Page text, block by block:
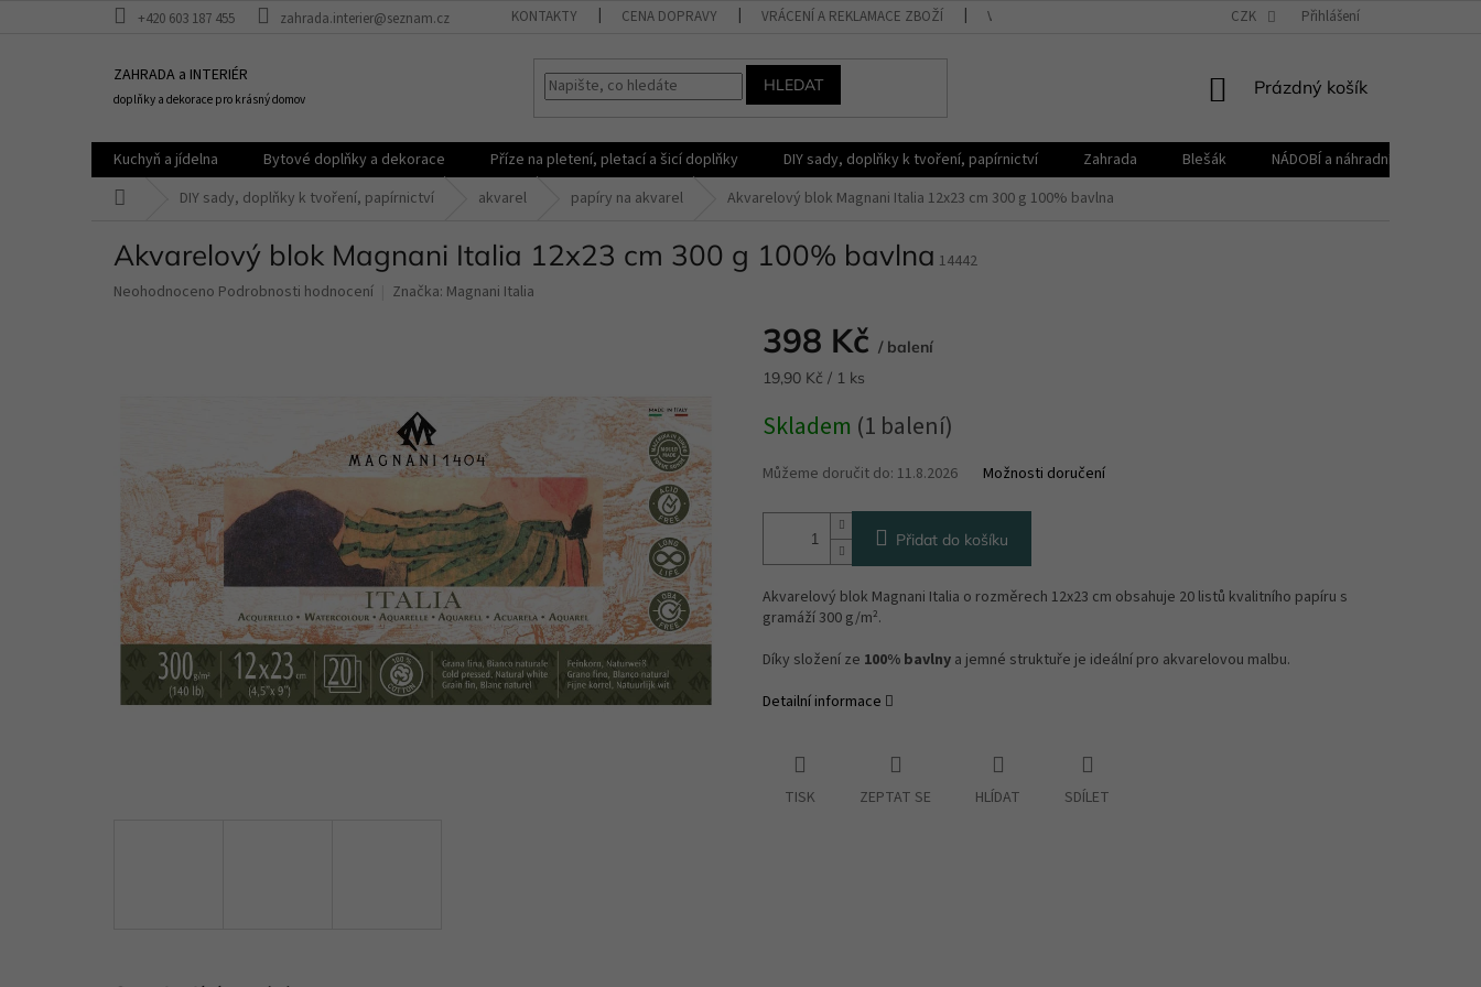
+420 603 187 455 zahrada.interier@seznam.cz KONTAKTY CENA DOPRAVY VRÁCENÍ A REKLAMACE ZBOŽÍ VŠEOBECNÉ OBCHODNÍ PODMÍNKY REKLAMAČNÍ ŘÁD
CZK Přihlášení
ZAHRADA a INTERIÉR
doplňky a dekorace pro krásný domov
HLEDAT
NÁKUPNÍ
Prázdný košík
Kuchyň a jídelna Bytové doplňky a dekorace Příze na pletení, pletací a šicí doplňky DIY sady, doplňky k tvoření, papírnictví Zahrada Blešák
NÁDOBÍ a náhradní díly KELOmat
DIY sady, doplňky k tvoření, papírnictví akvarel papíry na akvarel Akvarelový blok Magnani Italia 12x23 cm 300 g 100% bavlna
Akvarelový blok Magnani Italia 12x23 cm 300 g 100% bavlna 14442
Průměrné
Neohodnoceno Podrobnosti hodnocení Značka: Magnani Italia
398 Kč / balení
Měrná
19,90 Kč / 1 ks
Skladem (1 balení)
Můžeme doručit do: 11.8.2026 Možnosti doručení
Přidat do košíku
Akvarelový blok Magnani Italia o rozměrech 12x23 cm obsahuje 20 listů kvalitního papíru s
gramáží 300 g/m².
Díky složení ze 100% bavlny a jemné struktuře je ideální pro akvarelovou malbu.
Detailní informace
TISK ZEPTAT SE HLÍDAT SDÍLET